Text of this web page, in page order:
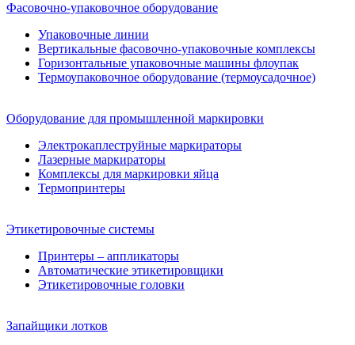
Фасовочно-упаковочное оборудование
Упаковочные линии
Вертикальные фасовочно-упаковочные комплексы
Горизонтальные упаковочные машины флоупак
Термоупаковочное оборудование (термоусадочное)
Оборудование для промышленной маркировки
Электрокаплеструйные маркираторы
Лазерные маркираторы
Комплексы для маркировки яйца
Термопринтеры
Этикетировочные системы
Принтеры – аппликаторы
Автоматические этикетировщики
Этикетировочные головки
Запайщики лотков